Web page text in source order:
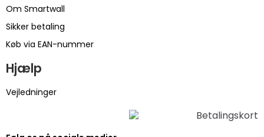
Om Smartwall
Sikker betaling
Køb via EAN-nummer
Hjælp
Vejledninger